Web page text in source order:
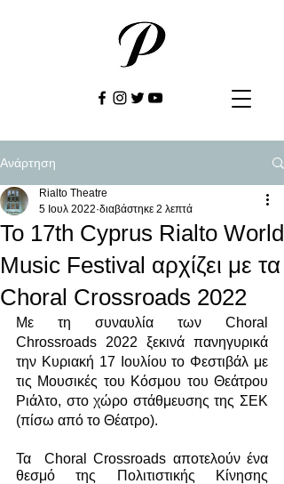
Ανάρτηση
Το 17th Cyprus Rialto World
Music Festival αρχίζει με τα
Choral Crossroads 2022
Rialto Theatre
5 Ιουλ 2022 διαβάστηκε 2 λεπτά
Με τη συναυλία των Choral
Chrossroads 2022 ξεκινά πανηγυρικά
την Κυριακή 17 Ιουλίου το Φεστιβάλ με
τις Μουσικές του Κόσμου του Θεάτρου
Ριάλτο, στο χώρο στάθμευσης της ΣΕΚ
(πίσω από το Θέατρο).
Τα  Choral Crossroads αποτελούν ένα
θεσμό της Πολιτιστικής Κίνησης